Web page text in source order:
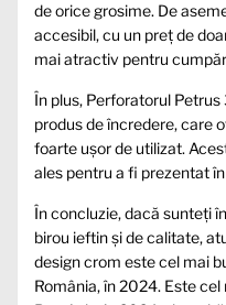
de orice grosime. De
accesibil, cu un preț de
mai atractiv pentru
În plus, Perforatorul
produs de încredere, care
foarte ușor de utilizat.
ales pentru a fi prezentat
În concluzie, dacă sunteți
birou ieftin și de calitate,
design crom este cel mai
România, în 2024. Este